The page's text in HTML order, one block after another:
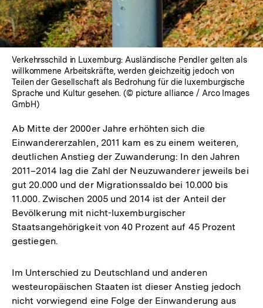
Verkehrsschild in Luxemburg: Ausländische Pendler gelten als
willkommene Arbeitskräfte, werden gleichzeitig jedoch von
Teilen der Gesellschaft als Bedrohung für die luxemburgische
Sprache und Kultur gesehen. (© picture alliance / Arco Images
GmbH)
Ab Mitte der 2000er Jahre erhöhten sich die
Einwandererzahlen, 2011 kam es zu einem weiteren,
deutlichen Anstieg der Zuwanderung: In den Jahren
2011–2014 lag die Zahl der Neuzuwanderer jeweils bei
gut 20.000 und der Migrationssaldo bei 10.000 bis
11.000. Zwischen 2005 und 2014 ist der Anteil der
Bevölkerung mit nicht-luxemburgischer
Staatsangehörigkeit von 40 Prozent auf 45 Prozent
gestiegen.
Im Unterschied zu Deutschland und anderen
westeuropäischen Staaten ist dieser Anstieg jedoch
nicht vorwiegend eine Folge der Einwanderung aus